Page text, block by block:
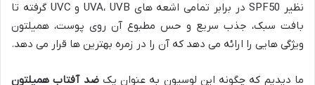
نظیر SPF50 در برابر تمامی اشعه های UVA، UVB و UVC گرفته تا
بافت سبک، جذب سریع و حس مطبوع آن روی پوست، همیلتون
ویژگی هایی را ارائه می دهد که آن را در زمره بهترین ها قرار می دهد.
ما دیدیم که چگونه این لوسیون به عنوان یکضد آفتاب همیلتون